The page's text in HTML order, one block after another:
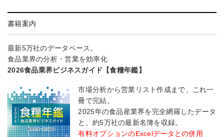
書籍案内
最新5万社のデータベース。
食品業界の分析・営業を効率化
2026食品業界ビジネスガイド【食糧年鑑】
市場分析から営業リスト作成まで、これ一
冊で完結。
2025年の食品産業界を完全網羅したデータ
と、約5万社の最新名簿を収録。
有料オプションのExcelデータとの併用